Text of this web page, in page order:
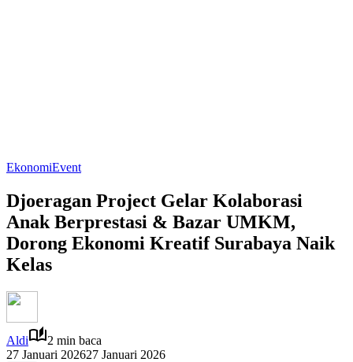
EkonomiEvent
Djoeragan Project Gelar Kolaborasi
Anak Berprestasi & Bazar UMKM,
Dorong Ekonomi Kreatif Surabaya Naik
Kelas
Aldi
2 min baca
27 Januari 202627 Januari 2026